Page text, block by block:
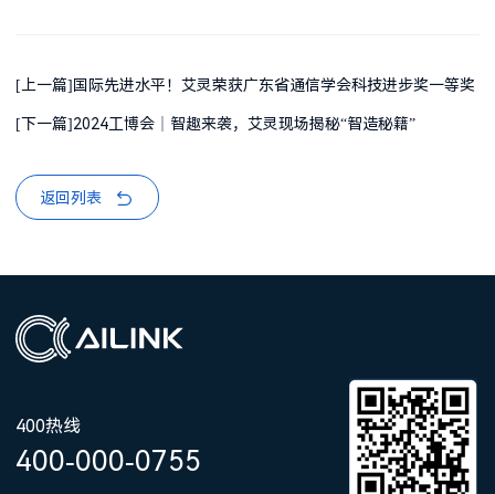
[上一篇]国际先进水平！艾灵荣获广东省通信学会科技进步奖一等奖
[下一篇]2024工博会｜智趣来袭，艾灵现场揭秘“智造秘籍”
返回列表
400热线
400-000-0755